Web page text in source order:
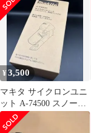
¥3,500
マキタ サイクロンユニ
ット A-74500 スノーホ
ワイト